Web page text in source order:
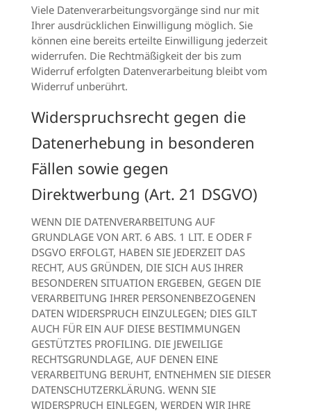
Viele Datenverarbeitungsvorgänge sind nur mit
Ihrer ausdrücklichen Einwilligung möglich. Sie
können eine bereits erteilte Einwilligung jederzeit
widerrufen. Die Rechtmäßigkeit der bis zum
Widerruf erfolgten Datenverarbeitung bleibt vom
Widerruf unberührt.
Widerspruchsrecht gegen die
Datenerhebung in besonderen
Fällen sowie gegen
Direktwerbung (Art. 21 DSGVO)
WENN DIE DATENVERARBEITUNG AUF
GRUNDLAGE VON ART. 6 ABS. 1 LIT. E ODER F
DSGVO ERFOLGT, HABEN SIE JEDERZEIT DAS
RECHT, AUS GRÜNDEN, DIE SICH AUS IHRER
BESONDEREN SITUATION ERGEBEN, GEGEN DIE
VERARBEITUNG IHRER PERSONENBEZOGENEN
DATEN WIDERSPRUCH EINZULEGEN; DIES GILT
AUCH FÜR EIN AUF DIESE BESTIMMUNGEN
GESTÜTZTES PROFILING. DIE JEWEILIGE
RECHTSGRUNDLAGE, AUF DENEN EINE
VERARBEITUNG BERUHT, ENTNEHMEN SIE DIESER
DATENSCHUTZERKLÄRUNG. WENN SIE
WIDERSPRUCH EINLEGEN, WERDEN WIR IHRE